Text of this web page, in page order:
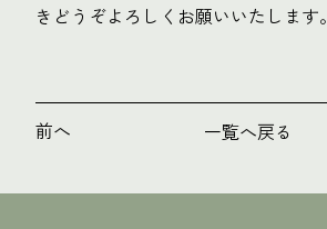
きどうぞよろしくお願いいたします。
前へ 一覧へ戻る